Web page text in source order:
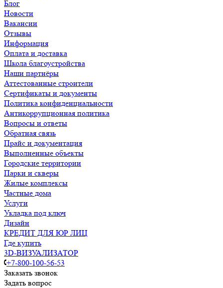
Блог
Новости
Вакансии
Отзывы
Информация
Оплата и доставка
Школа благоустройства
Наши партнёры
Аттестованные строители
Сертификаты и документы
Политика конфиденциальности
Антикоррупционная политика
Вопросы и ответы
Обратная связь
Прайс и документация
Выполненные объекты
Городские территории
Парки и скверы
Жилые комплексы
Частные дома
Услуги
Укладка под ключ
Дизайн
КРЕДИТ ДЛЯ ЮР ЛИЦ
Где купить
3D-ВИЗУАЛИЗАТОР
+7-800-100-56-53
Заказать звонок
Задать вопрос